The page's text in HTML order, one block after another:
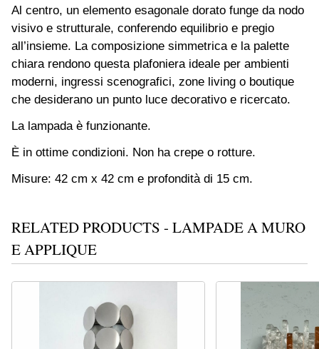
Al centro, un elemento esagonale dorato funge da nodo
visivo e strutturale, conferendo equilibrio e pregio
all’insieme. La composizione simmetrica e la palette
chiara rendono questa plafoniera ideale per ambienti
moderni, ingressi scenografici, zone living o boutique
che desiderano un punto luce decorativo e ricercato.
La lampada è funzionante.
È in ottime condizioni. Non ha crepe o rotture.
Misure: 42 cm x 42 cm e profondità di 15 cm.
RELATED PRODUCTS - LAMPADE A MURO
E APPLIQUE